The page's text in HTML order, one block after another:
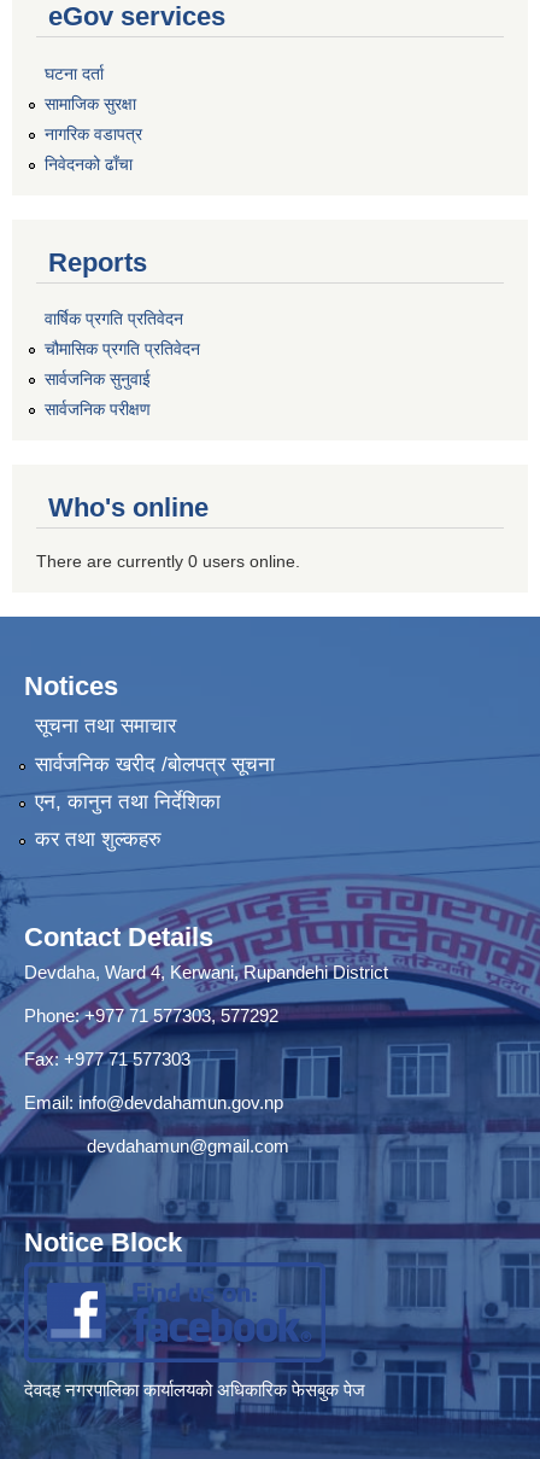
eGov services
घटना दर्ता
सामाजिक सुरक्षा
नागरिक वडापत्र
निवेदनको ढाँचा
Reports
वार्षिक प्रगति प्रतिवेदन
चौमासिक प्रगति प्रतिवेदन
सार्वजनिक सुनुवाई
सार्वजनिक परीक्षण
Who's online
There are currently 0 users online.
Notices
सूचना तथा समाचार
सार्वजनिक खरीद /बोलपत्र सूचना
एन, कानुन तथा निर्देशिका
कर तथा शुल्कहरु
Contact Details
Devdaha, Ward 4, Kerwani, Rupandehi District
Phone: +977 71 577303, 577292
Fax: +977 71 577303
Email: info@devdahamun.gov.np
devdahamun@gmail.com
Notice Block
देवदह नगरपालिका कार्यालयको अधिकारिक फेसबुक पेज